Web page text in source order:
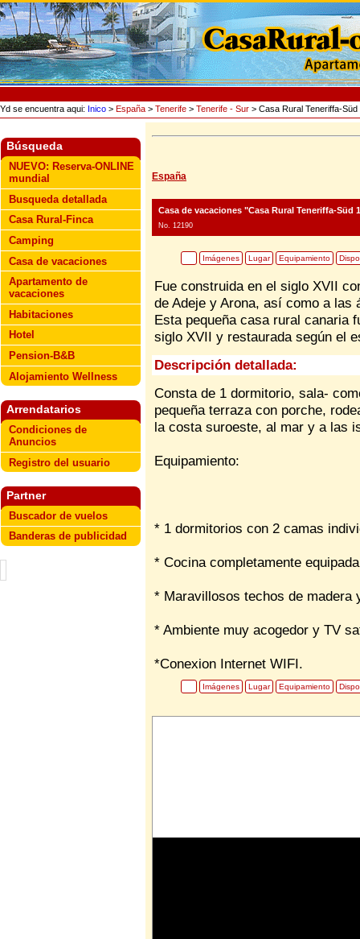
Yd se encuentra aqui: Inico > España > Tenerife > Tenerife - Sur > Casa Rural Teneriffa-Süd
Búsqueda
NUEVO: Reserva-ONLINE
mundial
Busqueda detallada
Casa Rural-Finca
Camping
Casa de vacaciones
Apartamento de
vacaciones
Habitaciones
Hotel
Pension-B&B
Alojamiento Wellness
Arrendatarios
Condiciones de
Anuncios
Registro del usuario
Partner
Buscador de vuelos
Banderas de publicidad
España
Casa de vacaciones "Casa Rural Teneriffa-Süd
No. 12190
Imágenes Lugar Equipamiento
Fue construida en el siglo XVII
de Adeje y Arona, así como a las
Esta pequeña casa rural canaria
siglo XVII y restaurada según el
Descripción detallada:
Consta de 1 dormitorio, sala-
pequeña terraza con porche,
la costa suroeste, al mar y a las
Equipamiento:
* 1 dormitorios con 2 camas
* Cocina completamente equipada
* Maravillosos techos de madera
* Ambiente muy acogedor y TV
*Conexion Internet WIFI.
Imágenes Lugar Equipamiento